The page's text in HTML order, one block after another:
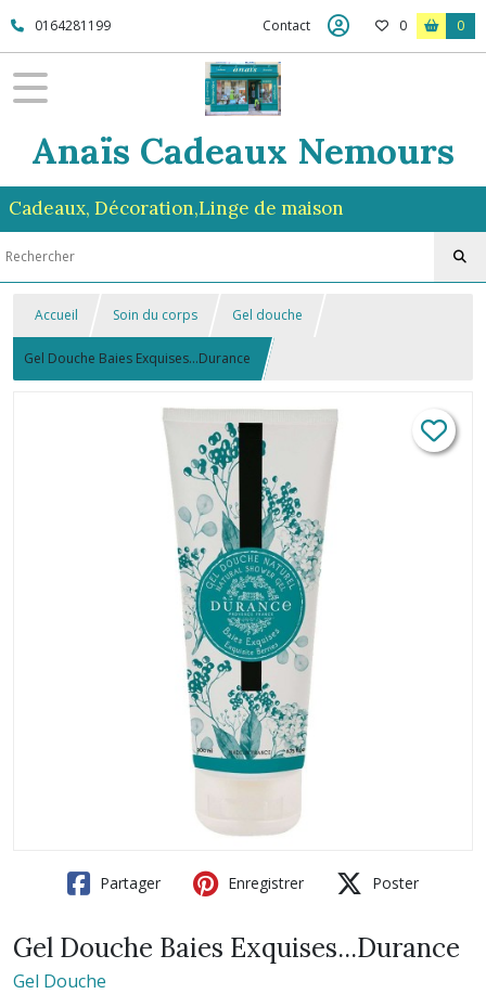
0164281199 Contact 0 0
Anaïs Cadeaux Nemours
Cadeaux, Décoration,Linge de maison
Accueil Soin du corps Gel douche
Gel Douche Baies Exquises...Durance
Partager Enregistrer Poster
Gel Douche Baies Exquises...Durance
Gel Douche